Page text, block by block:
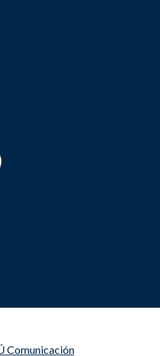
Comunicación